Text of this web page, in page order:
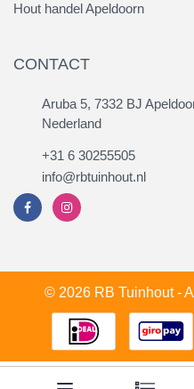
Hout handel Apeldoorn
CONTACT
Aruba 5, 7332 BJ
Nederland
+31 6 30255505
info@rbtuinhout.nl
© 2026 RB Tuinhout -